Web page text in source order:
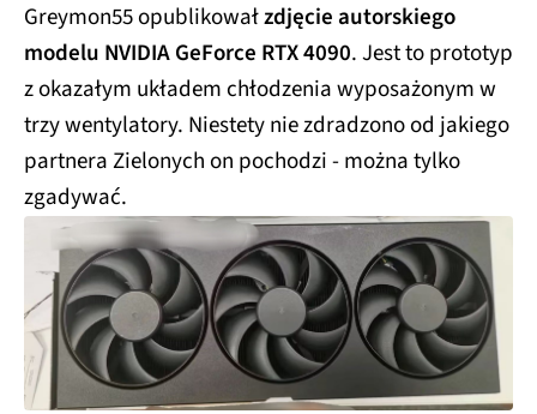
Greymon55 opublikowałzdjęcie autorskiego
modelu NVIDIA GeForce RTX 4090. Jest to prototyp
z okazałym układem chłodzenia wyposażonym w
trzy wentylatory. Niestety nie zdradzono od jakiego
partnera Zielonych on pochodzi - można tylko
zgadywać.